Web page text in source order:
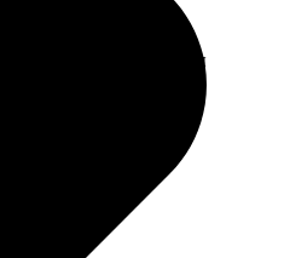
о готовности. Пазлы